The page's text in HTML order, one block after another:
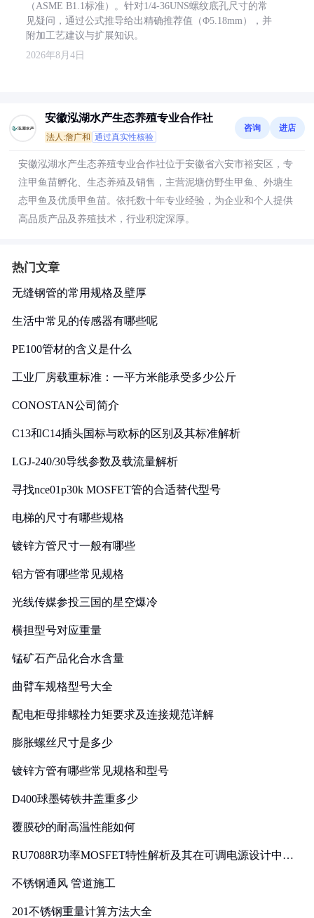
（ASME B1.1标准）。针对1/4-36UNS螺纹底孔尺寸的常
见疑问，通过公式推导给出精确推荐值（Φ5.18mm），并
附加工艺建议与扩展知识。
2026年8月4日
安徽泓湖水产生态养殖专业合作社
法人:詹广和 通过真实性核验
咨询 进店
安徽泓湖水产生态养殖专业合作社位于安徽省六安市裕安区，专
注甲鱼苗孵化、生态养殖及销售，主营泥塘仿野生甲鱼、外塘生
态甲鱼及优质甲鱼苗。依托数十年专业经验，为企业和个人提供
高品质产品及养殖技术，行业积淀深厚。
热门文章
无缝钢管的常用规格及壁厚
生活中常见的传感器有哪些呢
PE100管材的含义是什么
工业厂房载重标准：一平方米能承受多少公斤
CONOSTAN公司简介
C13和C14插头国标与欧标的区别及其标准解析
LGJ-240/30导线参数及载流量解析
寻找nce01p30k MOSFET管的合适替代型号
电梯的尺寸有哪些规格
镀锌方管尺寸一般有哪些
铝方管有哪些常见规格
光线传媒参投三国的星空爆冷
横担型号对应重量
锰矿石产品化合水含量
曲臂车规格型号大全
配电柜母排螺栓力矩要求及连接规范详解
膨胀螺丝尺寸是多少
镀锌方管有哪些常见规格和型号
D400球墨铸铁井盖重多少
覆膜砂的耐高温性能如何
RU7088R功率MOSFET特性解析及其在可调电源设计中的
不锈钢通风 管道施工
201不锈钢重量计算方法大全